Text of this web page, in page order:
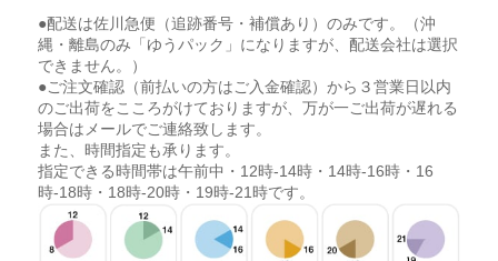
●配送は佐川急便（追跡番号・補償あり）のみです。（沖
縄・離島のみ「ゆうパック」になりますが、配送会社は選択
できません。）
●ご注文確認（前払いの方はご入金確認）から３営業日以内
のご出荷をこころがけておりますが、万が一ご出荷が遅れる
場合はメールでご連絡致します。
また、時間指定も承ります。
指定できる時間帯は午前中・12時-14時・14時-16時・16
時-18時・18時-20時・19時-21時です。